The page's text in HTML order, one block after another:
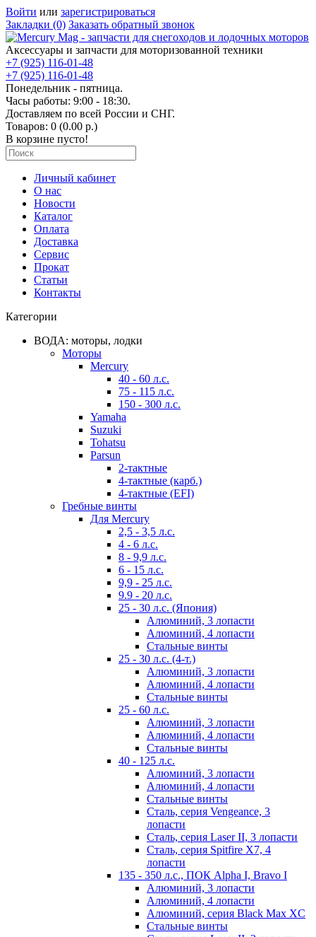
Войти или зарегистрироваться
Закладки (0) Заказать обратный звонок
Аксессуары и запчасти для моторизованной техники
+7 (925) 116-01-48
+7 (925) 116-01-48
Понедельник - пятница.
Часы работы: 9:00 - 18:30.
Доставляем по всей России и СНГ.
Товаров: 0 (0.00 р.)
В корзине пусто!
Личный кабинет
О нас
Новости
Каталог
Оплата
Доставка
Сервис
Прокат
Статьи
Контакты
Категории
ВОДА: моторы, лодки
Моторы
Mercury
40 - 60 л.с.
75 - 115 л.с.
150 - 300 л.с.
Yamaha
Suzuki
Tohatsu
Parsun
2-тактные
4-тактные (карб.)
4-тактные (EFI)
Гребные винты
Для Mercury
2,5 - 3,5 л.с.
4 - 6 л.с.
8 - 9,9 л.с.
6 - 15 л.с.
9,9 - 25 л.с.
9.9 - 20 л.с.
25 - 30 л.с. (Япония)
Алюминий, 3 лопасти
Алюминий, 4 лопасти
Стальные винты
25 - 30 л.с. (4-т.)
Алюминий, 3 лопасти
Алюминий, 4 лопасти
Стальные винты
25 - 60 л.с.
Алюминий, 3 лопасти
Алюминий, 4 лопасти
Стальные винты
40 - 125 л.с.
Алюминий, 3 лопасти
Алюминий, 4 лопасти
Стальные винты
Сталь, серия Vengeance, 3
лопасти
Сталь, серия Laser II, 3 лопасти
Сталь, серия Spitfire X7, 4
лопасти
135 - 350 л.с., ПОК Alpha I, Bravo I
Алюминий, 3 лопасти
Алюминий, 4 лопасти
Алюминий, серия Black Max XC
Стальные винты